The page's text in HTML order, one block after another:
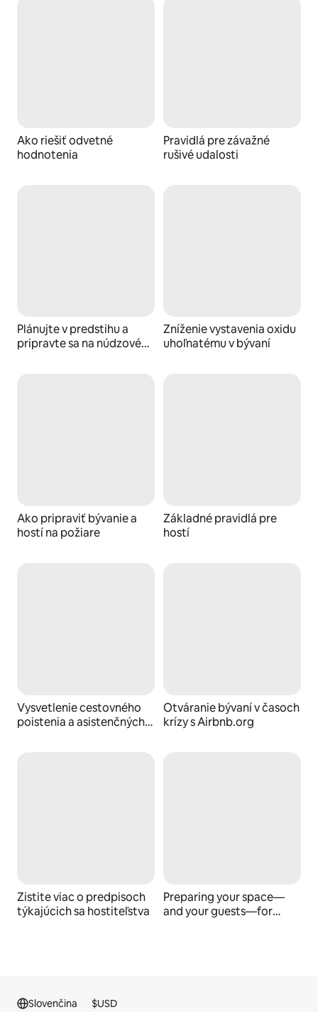
Ako riešiť odvetné
hodnotenia
Pravidlá pre závažné
rušivé udalosti
Plánujte v predstihu a
pripravte sa na núdzové
Zníženie vystavenia oxidu
uhoľnatému v bývaní
Ako pripraviť bývanie a
hostí na požiare
Základné pravidlá pre
hostí
Vysvetlenie cestovného
poistenia a asistenčných
Otváranie bývaní v časoch
krízy s Airbnb.org
Zistite viac o predpisoch
týkajúcich sa hostiteľstva
Preparing your space—
and your guests—for
Slovenčina $USD